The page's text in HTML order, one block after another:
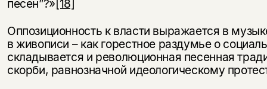
песен”?» [18]
Оппозиционность к власти выражается в
в живописи – как горестное раздумье о
складывается и революционная песенная
скорби, равнозначной идеологическому